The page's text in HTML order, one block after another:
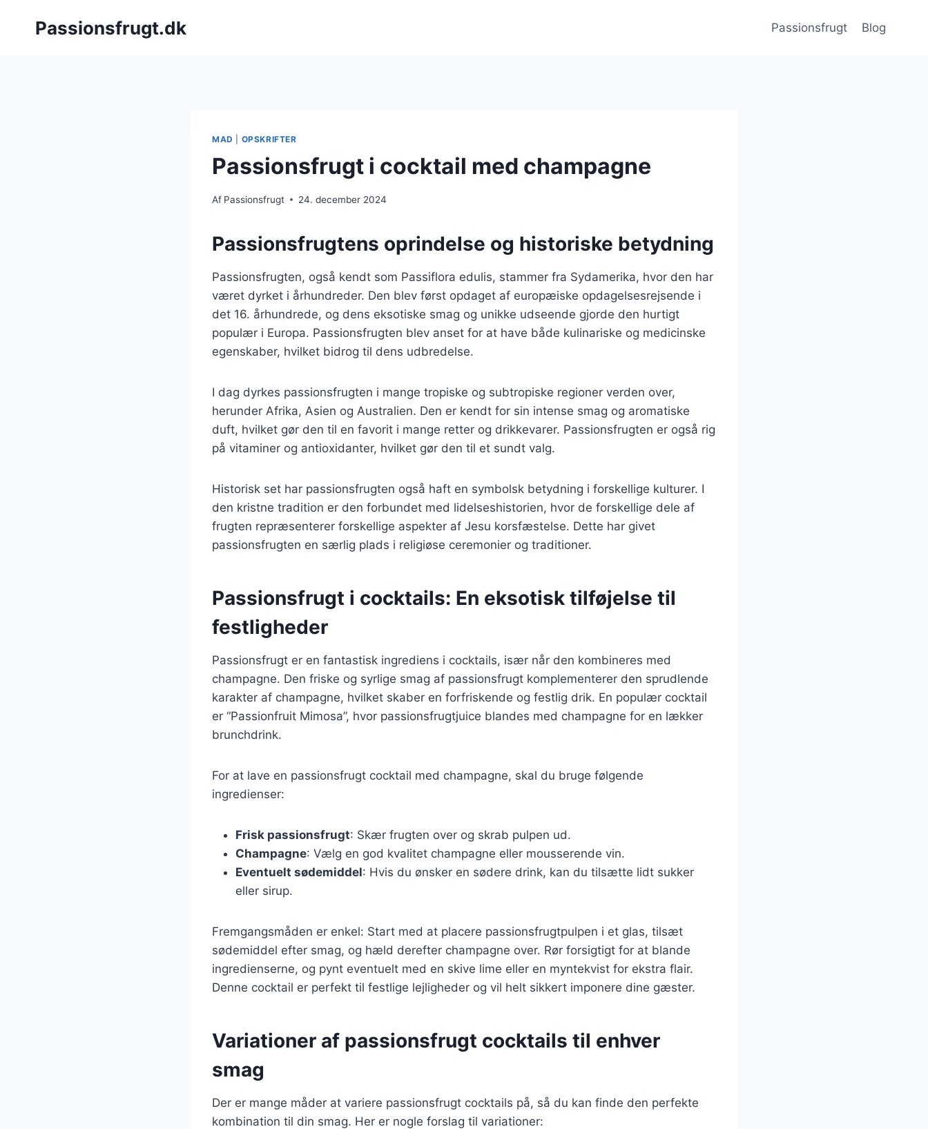
Passionsfrugt.dk Passionsfrugt Blog
MAD OPSKRIFTER
Passionsfrugt i cocktail med champagne
Af Passionsfrugt 24. december 2024
Passionsfrugtens oprindelse og historiske betydning
Passionsfrugten, også kendt som Passiflora edulis, stammer fra Sydamerika, hvor den har
været dyrket i århundreder. Den blev først opdaget af europæiske opdagelsesrejsende i
det 16. århundrede, og dens eksotiske smag og unikke udseende gjorde den hurtigt
populær i Europa. Passionsfrugten blev anset for at have både kulinariske og medicinske
egenskaber, hvilket bidrog til dens udbredelse.
I dag dyrkes passionsfrugten i mange tropiske og subtropiske regioner verden over,
herunder Afrika, Asien og Australien. Den er kendt for sin intense smag og aromatiske
duft, hvilket gør den til en favorit i mange retter og drikkevarer. Passionsfrugten er også rig
på vitaminer og antioxidanter, hvilket gør den til et sundt valg.
Historisk set har passionsfrugten også haft en symbolsk betydning i forskellige kulturer. I
den kristne tradition er den forbundet med lidelseshistorien, hvor de forskellige dele af
frugten repræsenterer forskellige aspekter af Jesu korsfæstelse. Dette har givet
passionsfrugten en særlig plads i religiøse ceremonier og traditioner.
Passionsfrugt i cocktails: En eksotisk tilføjelse til
festligheder
Passionsfrugt er en fantastisk ingrediens i cocktails, især når den kombineres med
champagne. Den friske og syrlige smag af passionsfrugt komplementerer den sprudlende
karakter af champagne, hvilket skaber en forfriskende og festlig drik. En populær cocktail
er “Passionfruit Mimosa”, hvor passionsfrugtjuice blandes med champagne for en lækker
brunchdrink.
For at lave en passionsfrugt cocktail med champagne, skal du bruge følgende
ingredienser:
Frisk passionsfrugt: Skær frugten over og skrab pulpen ud.
Champagne: Vælg en god kvalitet champagne eller mousserende vin.
Eventuelt sødemiddel: Hvis du ønsker en sødere drink, kan du tilsætte lidt sukker
eller sirup.
Fremgangsmåden er enkel: Start med at placere passionsfrugtpulpen i et glas, tilsæt
sødemiddel efter smag, og hæld derefter champagne over. Rør forsigtigt for at blande
ingredienserne, og pynt eventuelt med en skive lime eller en myntekvist for ekstra flair.
Denne cocktail er perfekt til festlige lejligheder og vil helt sikkert imponere dine gæster.
Variationer af passionsfrugt cocktails til enhver
smag
Der er mange måder at variere passionsfrugt cocktails på, så du kan finde den perfekte
kombination til din smag. Her er nogle forslag til variationer: